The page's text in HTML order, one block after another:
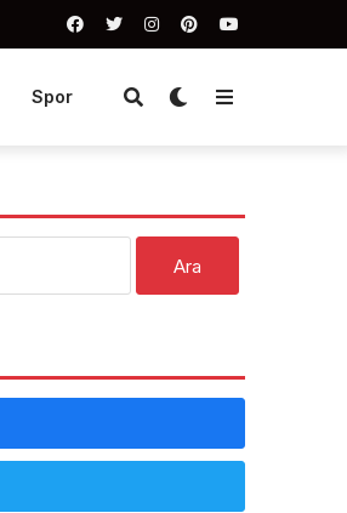
Spor